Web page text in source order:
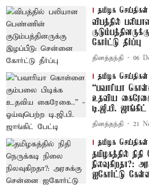
தமிழக செய்திகள்
விபத்தில்
கோர்ட்டு தீர்ப்பு
தினத்தந்தி 06
தமிழக செய்திகள்
“பவாரியா
உதவிய
டி.ஜி.பி.
தினத்தந்தி 21
தமிழக செய்திகள்
தமிழகத்தில்
நிலவுகிறதா?:
ஐகோர்ட்டு